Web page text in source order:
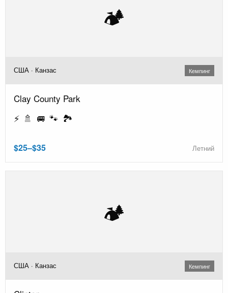
🏕️
США · Канзас Кемпинг
Clay County Park
⚡ 🚿 🚐 🐾 🏞️
$25–$35 Летний
🏕️
США · Канзас Кемпинг